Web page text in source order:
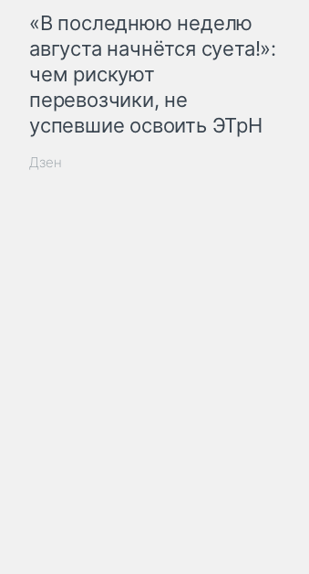
«В последнюю неделю
августа начнётся суета!»:
чем рискуют
перевозчики, не
успевшие освоить ЭТрН
Дзен